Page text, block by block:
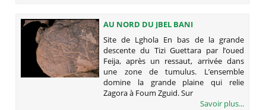
AU NORD DU JBEL BANI
(PRÉHISTOIRE ET JBEL BANI)
Site de Lghola En bas de la grande
descente du Tizi Guettara par l’oued
Feija, après un ressaut, arrivée dans
une zone de tumulus. L’ensemble
domine la grande plaine qui relie
Zagora à Foum Zguid. Sur
Savoir plus...